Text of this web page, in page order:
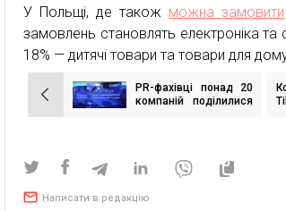
У Польщі, де також можна замовити
замовлень становлять електроніка
18% — дитячі товари та товари для
Навігація
записів
PR-фахівці понад 20
компаній поділилися
Написати в редакцію